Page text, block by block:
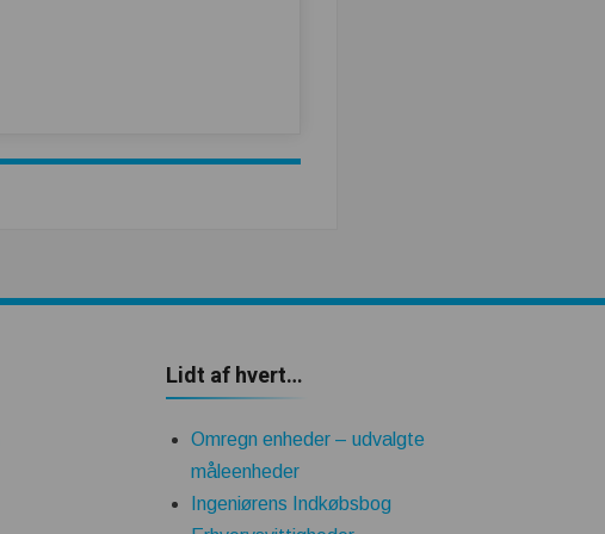
Lidt af hvert…
Omregn enheder – udvalgte
måleenheder
Ingeniørens Indkøbsbog